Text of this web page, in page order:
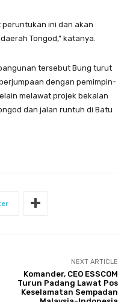
peruntukan ini dan akan
Tongod,” katanya.
tersebut Bung turut
dengan pemimpin-
melawat projek bekalan
dan jalan runtuh di Batu
NEXT ARTICLE
Komander, CEO ESSCOM
Turun Padang Lawat Pos
Keselamatan Sempadan